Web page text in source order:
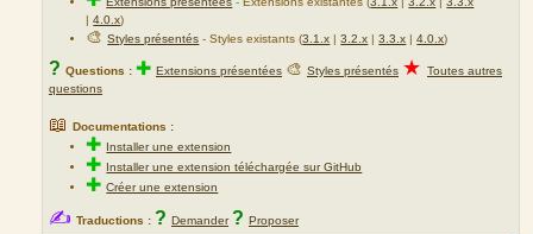
|4.0.x)
🎨Styles présentés - Styles existants (3.1.x |3.2.x |3.3.x |4.0.x)
? Questions : ✚ Extensions présentées 🎨 Styles présentés ★ Toutes autres
questions
📖 Documentations :
✚ Installer une extension
✚ Installer une extension téléchargée sur GitHub
✚Créer une extension
✍ Traductions : ? Demander ? Proposer